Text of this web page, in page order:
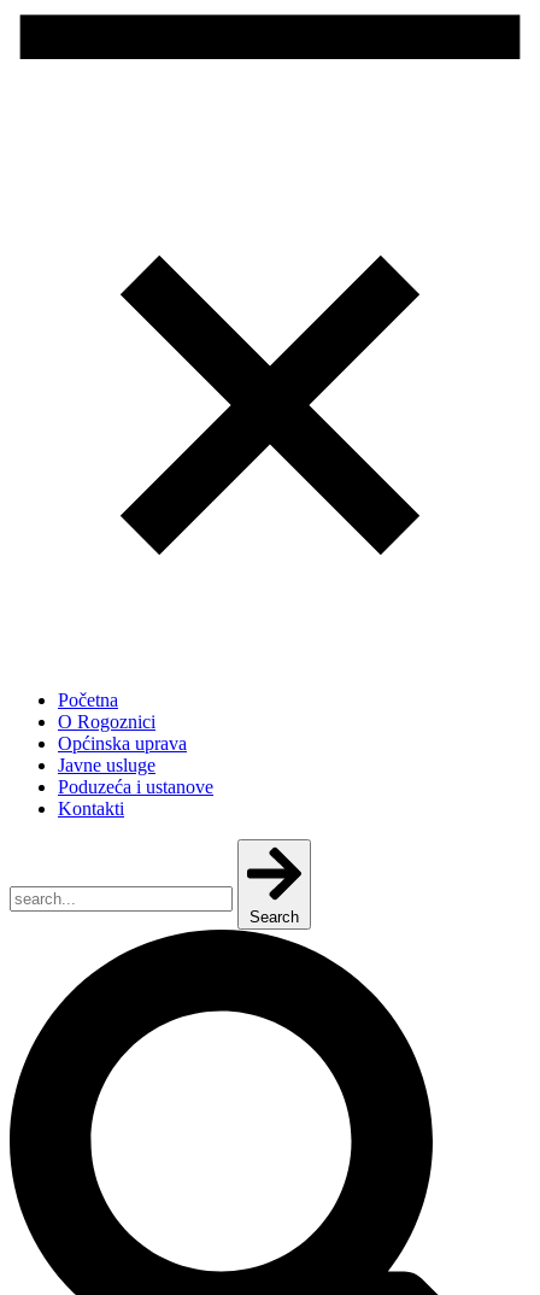
Početna
O Rogoznici
Općinska uprava
Javne usluge
Poduzeća i ustanove
Kontakti
Search